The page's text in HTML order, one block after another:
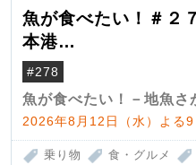
魚が食べたい！＃
本港
（クロマグロ）
#278
魚が食べたい！－地魚さ
2026年8月12日（水）よる
乗り物 食・グルメ